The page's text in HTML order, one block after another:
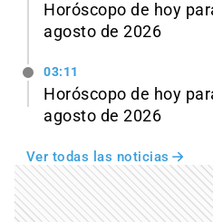
Horóscopo de hoy
agosto de 2026
03:11
Horóscopo de hoy
agosto de 2026
Ver todas las noticias